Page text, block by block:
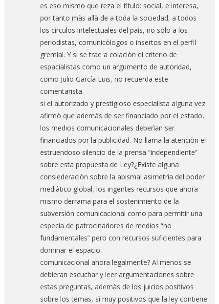
es eso mismo que reza el tìtulo: social, e interesa,
por tanto màs allà de a toda la sociedad, a todos
los cìrculos intelectuales del paìs, no sòlo a los
periodistas, comunicòlogos o insertos en el perfil
gremial. Y si se trae a colaciòn el criterio de
espacialistas como un argumento de autoridad,
como Julio García Luis, no recuerda este
comentarista
si el autorizado y prestigioso especialista alguna vez
afirmò que ademàs de ser financiado por el estado,
los medios comunicacionales deberìan ser
financiados por la publicidad. No llama la atenciòn el
estruendoso silencio de la prensa “independiente”
sobre esta propuesta de Ley?¿Existe alguna
consiederaciòn sobre la abismal asimetrìa del poder
mediàtico global, los ingentes recursos que ahora
mismo derrama para el sostenimiento de la
subversiòn comunicacional como para permitir una
especia de patrocinadores de medios “no
fundamentales” pero con recursos suficientes para
dominar el espacio
comunicacional ahora legalmente? Al menos se
debieran escuchar y leer argumentaciones sobre
estas preguntas, ademàs de los juicios positivos
sobre los temas, sì muy positivos que la ley contiene